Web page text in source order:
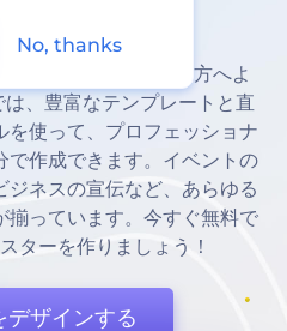
単に作成
つ効果的に行いたい方へよ
、豊富なテンプレートと直
を使って、プロフェッショナ
で作成できます。イベントの
ネスの宣伝など、あらゆる
揃っています。今すぐ無料で
ターを作りましょう！
デザインする
No, thanks